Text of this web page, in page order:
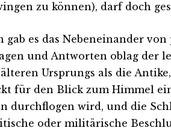
zu können), darf doch
gab es das Nebeneinander
und Antworten oblag der
Ursprungs als die
für den Blick zum Himmel
durchflogen wird, und die
oder militärische